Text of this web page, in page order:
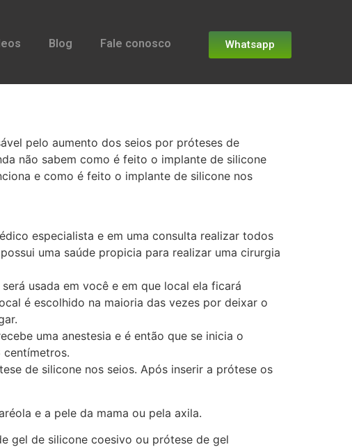
Blog Fale conosco Whatsapp
pelo aumento dos seios por próteses de
não sabem como é feito o implante de silicone
e como é feito o implante de silicone nos
especialista e em uma consulta realizar todos
uma saúde propicia para realizar uma cirurgia
usada em você e em que local ela ficará
é escolhido na maioria das vezes por deixar o
uma anestesia e é então que se inicia o
de silicone nos seios. Após inserir a prótese os
e a pele da mama ou pela axila.
gel de silicone coesivo ou prótese de gel